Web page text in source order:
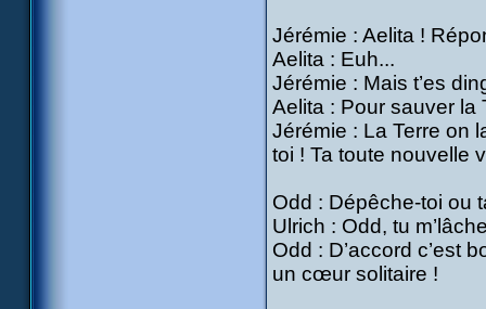
Jérémie : Aelita !
Aelita : Euh...
Jérémie : Mais t’es
Aelita : Pour sauver la
Jérémie : La Terre on
toi ! Ta toute nouvelle
Odd : Dépêche-toi ou
Ulrich : Odd, tu
Odd : D’accord c’est
un cœur solitaire !